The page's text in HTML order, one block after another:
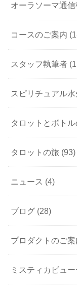
オーラソーマ通
コースのご案内
スタッフ執筆者
スピリチュアル
タロットとボトル
タロットの旅 (93)
ニュース (4)
ブログ (28)
プロダクトのご案
ミスティカビュ